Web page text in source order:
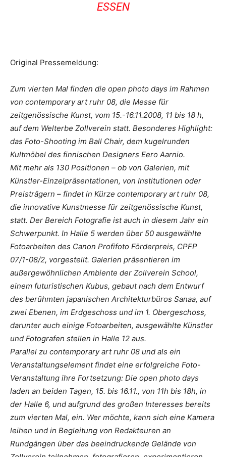
ESSEN
Original Pressemeldung:
Zum vierten Mal finden die open photo days im Rahmen
von contemporary art ruhr 08, die Messe für
zeitgenössische Kunst, vom 15.-16.11.2008, 11 bis 18 h,
auf dem Welterbe Zollverein statt. Besonderes Highlight:
das Foto-Shooting im Ball Chair, dem kugelrunden
Kultmöbel des finnischen Designers Eero Aarnio.
Mit mehr als 130 Positionen – ob von Galerien, mit
Künstler-Einzelpräsentationen, von Institutionen oder
Preisträgern – findet in Kürze contemporary art ruhr 08,
die innovative Kunstmesse für zeitgenössische Kunst,
statt. Der Bereich Fotografie ist auch in diesem Jahr ein
Schwerpunkt. In Halle 5 werden über 50 ausgewählte
Fotoarbeiten des Canon Profifoto Förderpreis, CPFP
07/1-08/2, vorgestellt. Galerien präsentieren im
außergewöhnlichen Ambiente der Zollverein School,
einem futuristischen Kubus, gebaut nach dem Entwurf
des berühmten japanischen Architekturbüros Sanaa, auf
zwei Ebenen, im Erdgeschoss und im 1. Obergeschoss,
darunter auch einige Fotoarbeiten, ausgewählte Künstler
und Fotografen stellen in Halle 12 aus.
Parallel zu contemporary art ruhr 08 und als ein
Veranstaltungselement findet eine erfolgreiche Foto-
Veranstaltung ihre Fortsetzung: Die open photo days
laden an beiden Tagen, 15. bis 16.11., von 11h bis 18h, in
der Halle 6, und aufgrund des großen Interesses bereits
zum vierten Mal, ein. Wer möchte, kann sich eine Kamera
leihen und in Begleitung von Redakteuren an
Rundgängen über das beeindruckende Gelände von